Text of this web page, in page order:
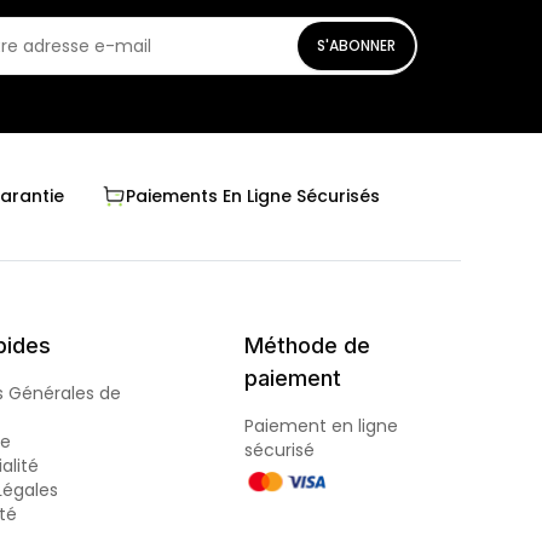
S'ABONNER
Paiements En Ligne Sécurisés
Générales de
Méthode de
paiement
Paiement en ligne
sécurisé